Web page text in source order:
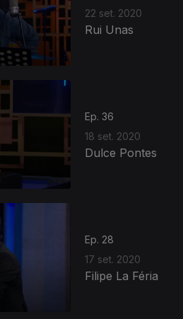
22 set. 2020
Rui Unas
Ep. 36
18 set. 2020
Dulce Pontes
Ep. 28
17 set. 2020
Filipe La Féria